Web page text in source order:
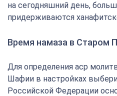
на сегодняшний день,
придерживаются
Время намаза в Старом
Для определения аср
Шафии в настройках
Российской Федерации